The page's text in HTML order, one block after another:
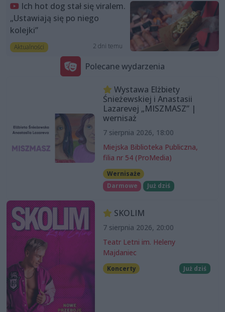
Ich hot dog stał się viralem.
„Ustawiają się po niego
kolejki”
Aktualności 2 dni temu
Polecane wydarzenia
Wystawa Elżbiety
Śnieżewskiej i Anastasii
Lazarevej „MISZMASZ” |
wernisaż
7 sierpnia 2026, 18:00
Miejska Biblioteka Publiczna,
filia nr 54 (ProMedia)
Wernisaże
Darmowe
Już dziś
SKOLIM
7 sierpnia 2026, 20:00
Teatr Letni im. Heleny
Majdaniec
Koncerty Już dziś